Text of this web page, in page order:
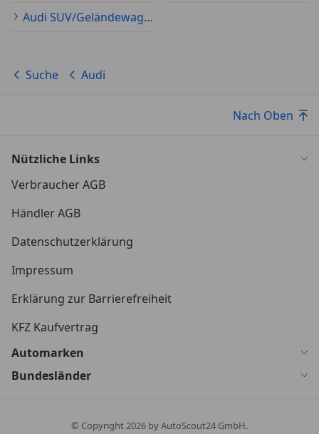
Audi SUV/Geländewagen/Pickup Neu
Suche Audi
Nach Oben
Nützliche Links
Verbraucher AGB
Händler AGB
Datenschutzerklärung
Impressum
Erklärung zur Barrierefreiheit
KFZ Kaufvertrag
Automarken
Bundesländer
© Copyright2026 by AutoScout24 GmbH.